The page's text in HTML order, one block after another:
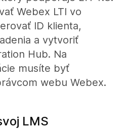
Webex LTI vo
ID klienta,
a vytvoriť
Hub. Na
musíte byť
webu Webex.
LMS